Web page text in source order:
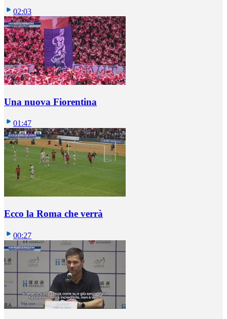
02:03
Una nuova Fiorentina
01:47
Ecco la Roma che verrà
00:27